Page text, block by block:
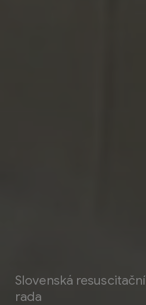
Slovenská resuscitační
rada